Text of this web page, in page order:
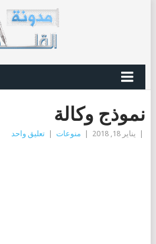
نموذج وكالة
يناير 18, 2018 منوعات تعليق واحد